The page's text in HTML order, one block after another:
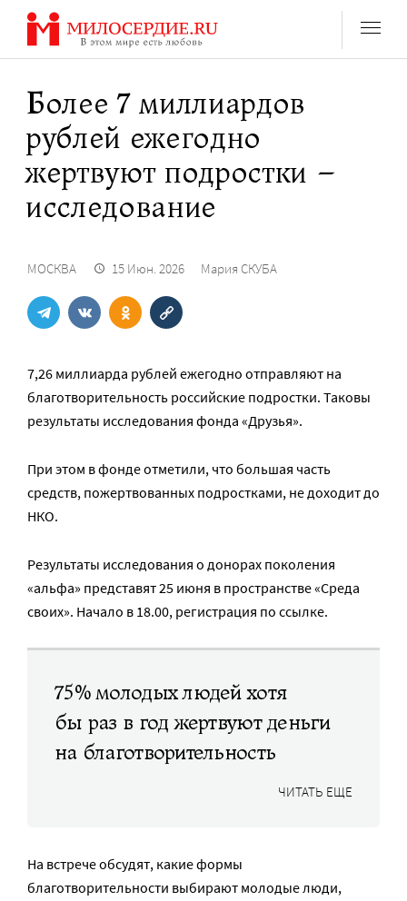
Перейти
содержанию
Более 7 миллиардов
рублей ежегодно
жертвуют подростки –
исследование
МОСКВА 15 Июн. 2026 Мария СКУБА
7,26 миллиарда рублей ежегодно отправляют на
благотворительность российские подростки. Таковы
результаты исследования фонда «Друзья».
При этом в фонде отметили, что большая часть
средств, пожертвованных подростками, не доходит до
НКО.
Результаты исследования о донорах поколения
«альфа» представят 25 июня в пространстве «Среда
своих». Начало в 18.00, регистрация по ссылке.
75% молодых людей хотя
бы раз в год жертвуют деньги
на благотворительность
ЧИТАТЬ ЕЩЕ
На встрече обсудят, какие формы
благотворительности выбирают молодые люди,